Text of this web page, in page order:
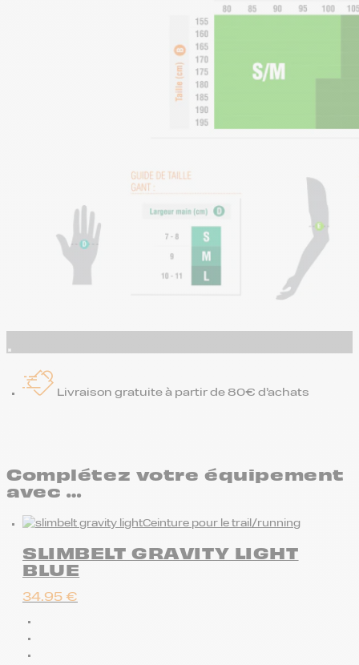
Livraison gratuite à partir de 80€ d’achats
Complétez votre équipement
avec …
Ceinture pour le trail/running
SLIMBELT GRAVITY LIGHT
BLUE
34.95 €